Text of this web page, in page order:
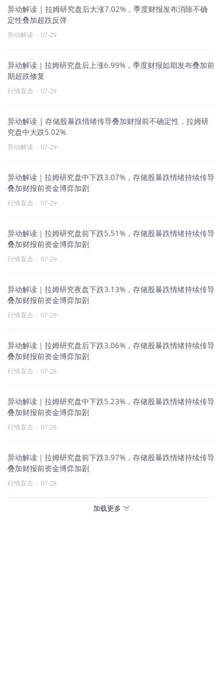
异动解读 | 拉姆研究盘后大涨7.02%，季度财报发布消除不确
定性叠加超跌反弹
异动解读 · 07-29
异动解读｜拉姆研究盘后上涨6.99%，季度财报如期发布叠加前
期超跌修复
行情直击 · 07-29
异动解读 | 存储股暴跌情绪传导叠加财报前不确定性，拉姆研
究盘中大跌5.02%
异动解读 · 07-29
异动解读｜拉姆研究盘中下跌3.07%，存储股暴跌情绪持续传导
叠加财报前资金博弈加剧
行情直击 · 07-29
异动解读｜拉姆研究盘前下跌5.51%，存储股暴跌情绪持续传导
叠加财报前资金博弈加剧
行情直击 · 07-29
异动解读｜拉姆研究夜盘下跌3.13%，存储股暴跌情绪持续传导
叠加财报前资金博弈加剧
行情直击 · 07-29
异动解读｜拉姆研究盘后下跌3.06%，存储股暴跌情绪持续传导
叠加财报前资金博弈加剧
行情直击 · 07-28
异动解读｜拉姆研究盘中下跌5.23%，存储股暴跌情绪持续传导
叠加财报前资金博弈加剧
行情直击 · 07-28
异动解读｜拉姆研究盘前下跌3.97%，存储股暴跌情绪持续传导
叠加财报前资金博弈加剧
行情直击 · 07-28
加载更多